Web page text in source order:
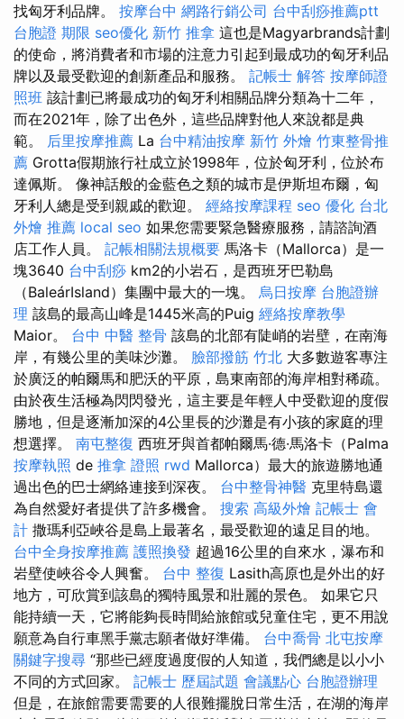
找匈牙利品牌。 按摩台中 網路行銷公司 台中刮痧推薦ptt
台胞證 期限 seo優化 新竹 推拿 這也是Magyarbrands計劃
的使命，將消費者和市場的注意力引起到最成功的匈牙利品
牌以及最受歡迎的創新產品和服務。 記帳士 解答 按摩師證
照班 該計劃已將最成功的匈牙利相關品牌分類為十二年，
而在2021年，除了出色外，這些品牌對他人來說都是典
範。 后里按摩推薦 La 台中精油按摩 新竹 外燴 竹東整骨推
薦 Grotta假期旅行社成立於1998年，位於匈牙利，位於布
達佩斯。 像神話般的金藍色之類的城市是伊斯坦布爾，匈
牙利人總是受到親戚的歡迎。 經絡按摩課程 seo 優化 台北
外燴 推薦 local seo 如果您需要緊急醫療服務，請諮詢酒
店工作人員。 記帳相關法規概要 馬洛卡（Mallorca）是一
塊3640 台中刮痧 km2的小岩石，是西班牙巴勒島
（BaleárIsland）集團中最大的一塊。 烏日按摩 台胞證辦
理 該島的最高山峰是1445米高的Puig 經絡按摩教學
Maior。 台中 中醫 整骨 該島的北部有陡峭的岩壁，在南海
岸，有幾公里的美味沙灘。 臉部撥筋 竹北 大多數遊客專注
於廣泛的帕爾馬和肥沃的平原，島東南部的海岸相對稀疏。
由於夜生活極為閃閃發光，這主要是年輕人中受歡迎的度假
勝地，但是逐漸加深的4公里長的沙灘是有小孩的家庭的理
想選擇。 南屯整復 西班牙與首都帕爾馬·德·馬洛卡（Palma
按摩執照 de 推拿 證照 rwd Mallorca）最大的旅遊勝地通
過出色的巴士網絡連接到深夜。 台中整骨神醫 克里特島還
為自然愛好者提供了許多機會。 搜索 高級外燴 記帳士 會
計 撒瑪利亞峽谷是島上最著名，最受歡迎的遠足目的地。
台中全身按摩推薦 護照換發 超過16公里的自來水，瀑布和
岩壁使峽谷令人興奮。 台中 整復 Lasith高原也是外出的好
地方，可欣賞到該島的獨特風景和壯麗的景色。 如果它只
能持續一天，它將能夠長時間給旅館或兒童住宅，更不用說
願意為自行車黑手黨志願者做好準備。 台中喬骨 北屯按摩
關鍵字搜尋 “那些已經度過度假的人知道，我們總是以小小
不同的方式回家。 記帳士 歷屆試題 會議點心 台胞證辦理
但是，在旅館需要需要的人很難擺脫日常生活，在湖的海岸